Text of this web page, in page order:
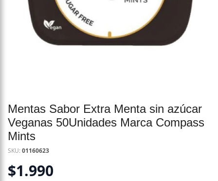
Mentas Sabor Extra Menta sin azúcar
Veganas 50Unidades Marca Compass
Mints
SKU:01160623
$1.990